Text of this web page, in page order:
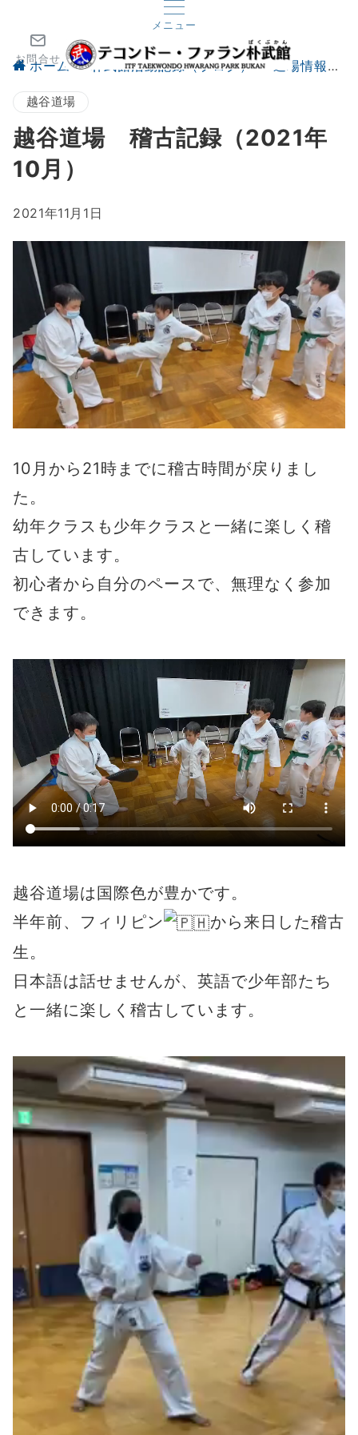
メニュー
お問合せ
ホーム 朴武館活動記録（ブログ） 道場情報
越谷道場
越谷道場 稽古記録（2021年
10月）
2021年11月1日
10月から21時までに稽古時間が戻りまし
た。
幼年クラスも少年クラスと一緒に楽しく稽
古しています。
初心者から自分のペースで、無理なく参加
できます。
越谷道場は国際色が豊かです。
半年前、フィリピン
から来日した稽古
生。
日本語は話せませんが、英語で少年部たち
と一緒に楽しく稽古しています。